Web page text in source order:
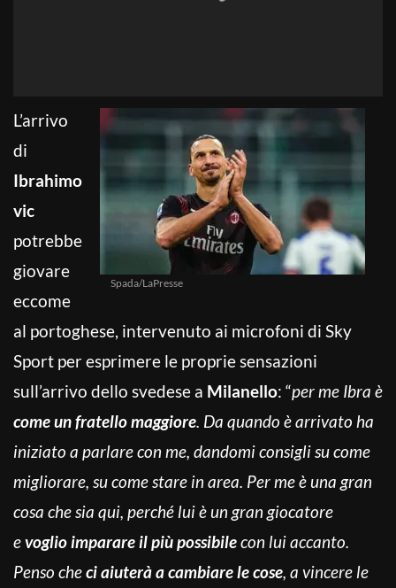
Spada/LaPresse
L’arrivo
di
Ibrahimo
vic
potrebbe
giovare
eccome
al portoghese, intervenuto ai microfoni di Sky
Sport per esprimere le proprie sensazioni
sull’arrivo dello svedese a Milanello: “per me Ibra è
come un fratello maggiore. Da quando è arrivato ha
iniziato a parlare con me, dandomi consigli su come
migliorare, su come stare in area. Per me è una gran
cosa che sia qui, perché lui è un gran giocatore
evoglio imparare il più possibilecon lui accanto.
Penso checi aiuterà a cambiare le cose, a vincere le